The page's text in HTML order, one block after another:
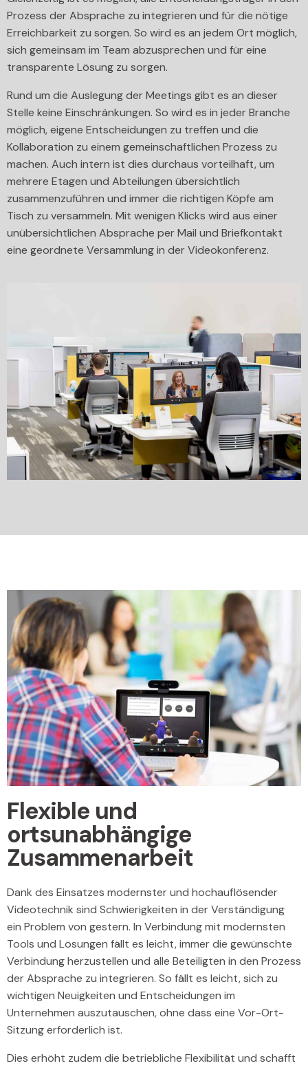
Prozess der Absprache zu integrieren und für die nötige
Erreichbarkeit zu sorgen. So wird es an jedem Ort möglich,
sich gemeinsam im Team abzusprechen und für eine
transparente Lösung zu sorgen.
Rund um die Auslegung der Meetings gibt es an dieser
Stelle keine Einschränkungen. So wird es in jeder Branche
möglich, eigene Entscheidungen zu treffen und die
Kollaboration zu einem gemeinschaftlichen Prozess zu
machen. Auch intern ist dies durchaus vorteilhaft, um
mehrere Etagen und Abteilungen übersichtlich
zusammenzuführen und immer die richtigen Köpfe am
Tisch zu versammeln. Mit wenigen Klicks wird aus einer
unübersichtlichen Absprache per Mail und Briefkontakt
eine geordnete Versammlung in der Videokonferenz.
Flexible und
ortsunabhängige
Zusammenarbeit
Dank des Einsatzes modernster und hochauflösender
Videotechnik sind Schwierigkeiten in der Verständigung
ein Problem von gestern. In Verbindung mit modernsten
Tools und Lösungen fällt es leicht, immer die gewünschte
Verbindung herzustellen und alle Beteiligten in den Prozess
der Absprache zu integrieren. So fällt es leicht, sich zu
wichtigen Neuigkeiten und Entscheidungen im
Unternehmen auszutauschen, ohne dass eine Vor-Ort-
Sitzung erforderlich ist.
Dies erhöht zudem die betriebliche Flexibilität und schafft